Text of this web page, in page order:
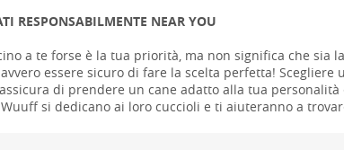
RESPONSABILMENTE NEAR YOU
a te forse è la tua priorità, ma non significa che sia
essere sicuro di fare la scelta perfetta! Scegliere
di prendere un cane adatto alla tua
si dedicano ai loro cuccioli e ti aiuteranno a